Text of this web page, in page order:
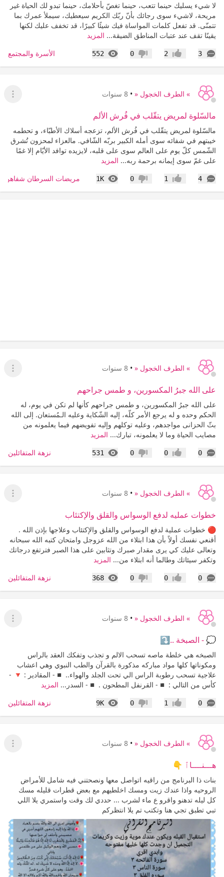
لا شيء يسليك حينما تتعب، حينما تغصّ بأحلامك، حينما تبدو لك الحياة غير
مريحة، لاشيء سوى رجائك بأنّ ربّك الكريم سيعطيك، سيملأ عمرك بما
تتمنّى. ‏قد تفعل كلمات المواساة فيك شيئًا كبيرًا، قد تخفف عليك لكنها
يقينًا تقف عند عتبات المناطق الضيقة... المزيد
3
التعليقات إعجاب2 عدم إعجاب
0
552
المشاهدات الأسرة والمجتمع
» الطرف الخجول « • 8 سنوات
عرض
مالسّلوة لمريض يتقّلب في فُرش الألم
مالسّلوة لمريض يتقّلب في فُرش الألم، تزعجه أسلاك الأطبّاء، و تحطمه
خيبتهم في شفائه سوى أمله الكبير بربّه الشّافي. ‏مالعزاء لمحزون تُشرق
الشّمس كلّ يوم على العالم سوى على قلبه، لايزيده توافد الأيّام إلا غمًا
على غمّ سوى إيمانه برحمة ربه... المزيد
4
التعليقات إعجاب1 عدم إعجاب
0
1K
المشاهدات مريضات السرطان شفاهن
» الطرف الخجول « • 8 سنوات
عرض
على الله جبرُ المكسورين، و طمس جراحهم
على الله جبرُ المكسورين، و طمس جراحهم كأنها لم تكن في يوم، له
الحكم وحده و له يرجع الأمر كلّه، إليه الشّكاية وعليه الـمُستعان. ‏إلى الله
بثّ الحزانى مواجدهم، وعليه توكلهم وإليه تفويضهم فيما يعلمونه من
مصايب الحياة وما لا يعلمونه، تبارك... المزيد
0
التعليقات إعجاب0 عدم إعجاب
0
531
المشاهدات نزهة المتفائلين
» الطرف الخجول « • 8 سنوات
عرض
خطوات عمليه لدفع الوسواس والقلق والإكتئاب
🔴 خطوات عملية لدفع الوسواس والقلق والإكتئاب وعلاجها بإذن الله .
أقنعي نفسك أولاً بأن هذا ابتلاء من الله عزوجل وامتحان كتبه الله سبحانه
وتعالى عليك كي يرى مقدار صبرك وتثابين على هذا الصبر فترتفع درجاتك
وتكفر سيئاتك وطالما أنه ابتلاء من... المزيد
0
التعليقات إعجاب0 عدم إعجاب
0
368
المشاهدات نزهة المتفائلين
» الطرف الخجول « • 8 سنوات
عرض
💭 - الصبخة ..⤵️
الصبخه هي خلطة ماصه تسحب الالم و تجذب وتفكك العقد بالراس
ومكوناتها كلها مواد مباركه مذكورة بالقرآن والطب النبوي وهي اعشاب
علاجية تسحب رطوبة الراس الي تحت الجلد والهواء.. ◾- المقادير : 🔻 -
كأس من التالي : ◾- القرنفل المطحون . ◾- السدر... المزيد
0
التعليقات إعجاب1 عدم إعجاب
0
9K
المشاهدات نزهة المتفائلين
» الطرف الخجول « • 8 سنوات
عرض
هـــنــــاٱ 👇
بنات ذا البرنامج من راقيه اتواصل معها ونصحتني فيه شامل للأمراض
الروحيه واذا عندك زيت ومسك اخلطيهم مع بعض قطرات قليله مسك
كل ليله تدهنو واقرو ع ماء لشرب ... حددي لك وقت واستمري يلا اللي
تبي تطبق تجي هنا وتكتب تم يلا انتظركم